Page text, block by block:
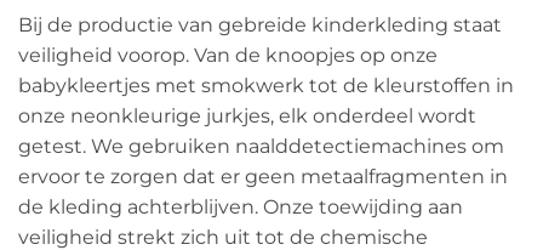
Bij de productie van gebreide kinderkleding staat
veiligheid voorop. Van de knoopjes op onze
babykleertjes met smokwerk tot de kleurstoffen in
onze neonkleurige jurkjes, elk onderdeel wordt
getest. We gebruiken naalddetectiemachines om
ervoor te zorgen dat er geen metaalfragmenten in
de kleding achterblijven. Onze toewijding aan
veiligheid strekt zich uit tot de chemische